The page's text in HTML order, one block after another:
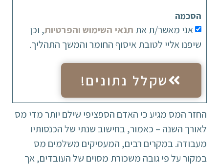
הסכמה
אני מאשר/ת את תנאי השימוש והפרטיות, וכן
שיפנו אליי לטובת איסוף החומר והמשך התהליך.
שקלל נתונים!
החזר המס מגיע כי האדם הספציפי שילם יותר מדי מס
לאורך השנה – כאמור, בחישוב שנתי של הכנסותיו
מעבודה. במקרים רבים, המעסיקים משלמים מס
במקור על פי גובה משכורת מסוים של העובדים, אך